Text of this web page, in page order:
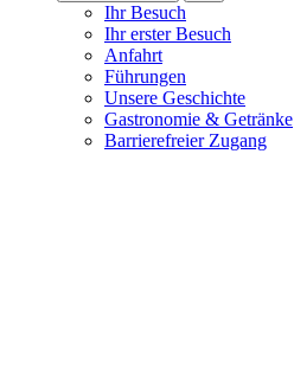
Ihr Besuch
Ihr erster Besuch
Anfahrt
Führungen
Unsere Geschichte
Gastronomie & Getränke
Barrierefreier Zugang